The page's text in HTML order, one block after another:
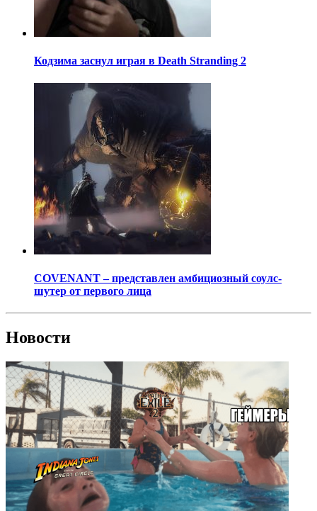
Кодзима заснул играя в Death Stranding 2
COVENANT – представлен амбициозный соулс-
шутер от первого лица
Новости